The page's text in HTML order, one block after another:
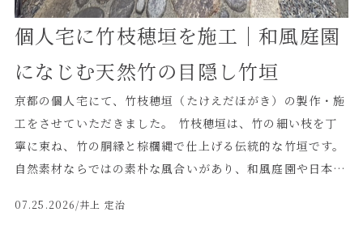
ください。
個人宅に竹枝穂垣を施工｜和風庭園
になじむ天然竹の目隠し竹垣
京都の個人宅にて、竹枝穂垣（たけえだほがき）の製作・施
工をさせていただきました。 竹枝穂垣は、竹の細い枝を丁
寧に束ね、竹の胴縁と棕櫚縄で仕上げる伝統的な竹垣です。
自然素材ならではの素朴な風合いがあり、和風庭園や日本家
栽、延段、建物の雰囲気との調和を大切にしながら施工しま
07.25.2026/井上 定治